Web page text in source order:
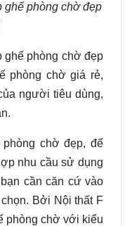
ghế phòng chờ đẹp
ghế phòng chờ đẹp
phòng chờ giá rẻ,
người tiêu dùng,
chờ đẹp, để
nhu cầu sử dụng
cần căn cứ vào
Bởi Nội thất F
phòng chờ với kiểu